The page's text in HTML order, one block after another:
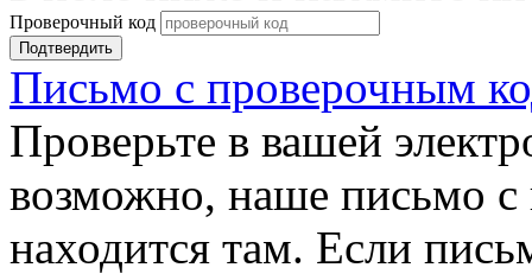
Проверочный код
Подтвердить
Письмо с проверочным
Проверьте в вашей
возможно, наше письмо с
находится там. Если